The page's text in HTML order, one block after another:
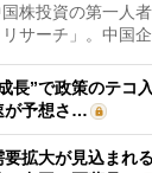
株投資の第一人
サーチ」。中国
長”で政策のテ
が予想さ…
拡大が見込まれ